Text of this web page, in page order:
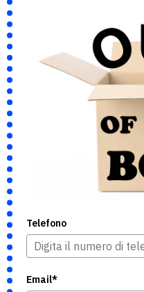
Telefono
Email*